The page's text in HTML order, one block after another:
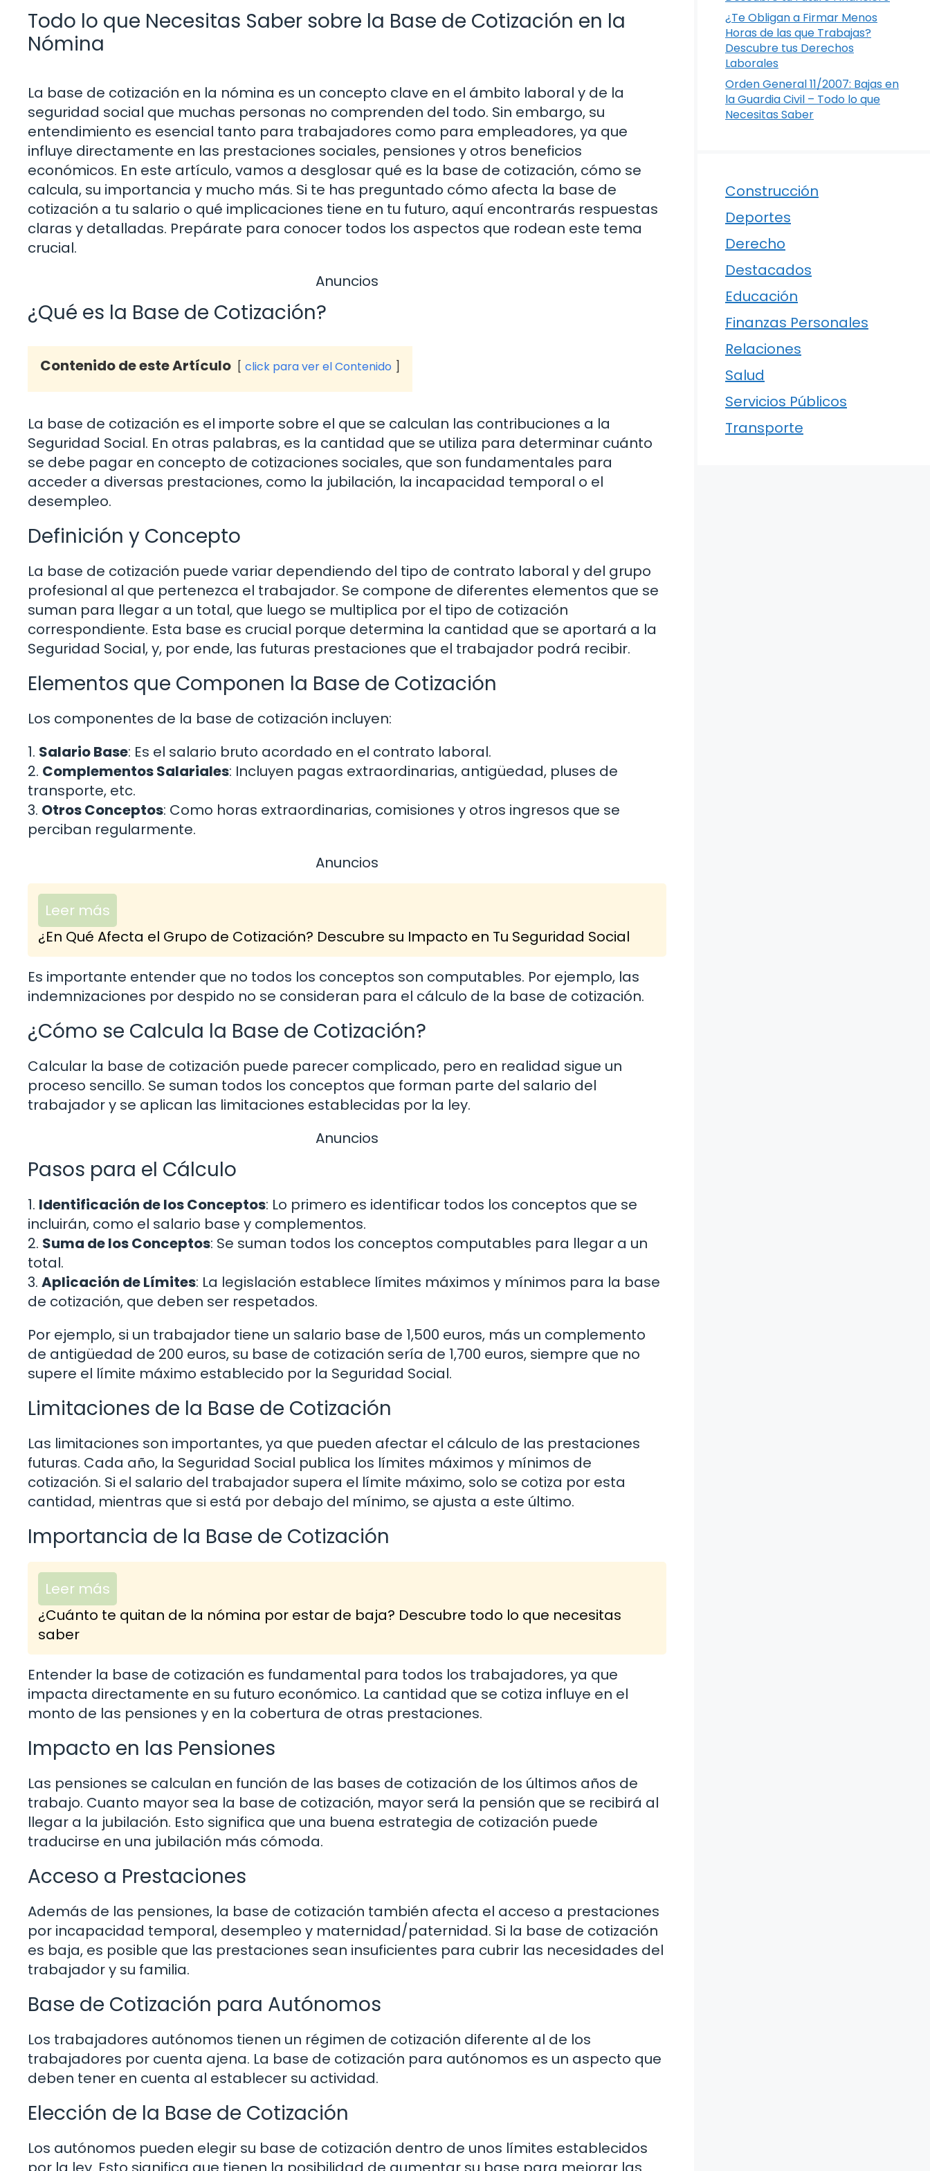
Todo lo que Necesitas Saber sobre la Base de Cotización en la
Nómina
La base de cotización en la nómina es un concepto clave en el ámbito laboral y de la
seguridad social que muchas personas no comprenden del todo. Sin embargo, su
entendimiento es esencial tanto para trabajadores como para empleadores, ya que
influye directamente en las prestaciones sociales, pensiones y otros beneficios
económicos. En este artículo, vamos a desglosar qué es la base de cotización, cómo se
calcula, su importancia y mucho más. Si te has preguntado cómo afecta la base de
cotización a tu salario o qué implicaciones tiene en tu futuro, aquí encontrarás respuestas
claras y detalladas. Prepárate para conocer todos los aspectos que rodean este tema
crucial.
Anuncios
¿Qué es la Base de Cotización?
Contenido de este Artículo click para ver el Contenido
La base de cotización es el importe sobre el que se calculan las contribuciones a la
Seguridad Social. En otras palabras, es la cantidad que se utiliza para determinar cuánto
se debe pagar en concepto de cotizaciones sociales, que son fundamentales para
acceder a diversas prestaciones, como la jubilación, la incapacidad temporal o el
desempleo.
Definición y Concepto
La base de cotización puede variar dependiendo del tipo de contrato laboral y del grupo
profesional al que pertenezca el trabajador. Se compone de diferentes elementos que se
suman para llegar a un total, que luego se multiplica por el tipo de cotización
correspondiente. Esta base es crucial porque determina la cantidad que se aportará a la
Seguridad Social, y, por ende, las futuras prestaciones que el trabajador podrá recibir.
Elementos que Componen la Base de Cotización
Los componentes de la base de cotización incluyen:
1. Salario Base: Es el salario bruto acordado en el contrato laboral.
2. Complementos Salariales: Incluyen pagas extraordinarias, antigüedad, pluses de
transporte, etc.
3. Otros Conceptos: Como horas extraordinarias, comisiones y otros ingresos que se
perciban regularmente.
Anuncios
Leer más
¿En Qué Afecta el Grupo de Cotización? Descubre su Impacto en Tu Seguridad Social
Es importante entender que no todos los conceptos son computables. Por ejemplo, las
indemnizaciones por despido no se consideran para el cálculo de la base de cotización.
¿Cómo se Calcula la Base de Cotización?
Calcular la base de cotización puede parecer complicado, pero en realidad sigue un
proceso sencillo. Se suman todos los conceptos que forman parte del salario del
trabajador y se aplican las limitaciones establecidas por la ley.
Anuncios
Pasos para el Cálculo
1. Identificación de los Conceptos: Lo primero es identificar todos los conceptos que se
incluirán, como el salario base y complementos.
2. Suma de los Conceptos: Se suman todos los conceptos computables para llegar a un
total.
3. Aplicación de Límites: La legislación establece límites máximos y mínimos para la base
de cotización, que deben ser respetados.
Por ejemplo, si un trabajador tiene un salario base de 1,500 euros, más un complemento
de antigüedad de 200 euros, su base de cotización sería de 1,700 euros, siempre que no
supere el límite máximo establecido por la Seguridad Social.
Limitaciones de la Base de Cotización
Las limitaciones son importantes, ya que pueden afectar el cálculo de las prestaciones
futuras. Cada año, la Seguridad Social publica los límites máximos y mínimos de
cotización. Si el salario del trabajador supera el límite máximo, solo se cotiza por esta
cantidad, mientras que si está por debajo del mínimo, se ajusta a este último.
Importancia de la Base de Cotización
Leer más
¿Cuánto te quitan de la nómina por estar de baja? Descubre todo lo que necesitas
saber
Entender la base de cotización es fundamental para todos los trabajadores, ya que
impacta directamente en su futuro económico. La cantidad que se cotiza influye en el
monto de las pensiones y en la cobertura de otras prestaciones.
Impacto en las Pensiones
Las pensiones se calculan en función de las bases de cotización de los últimos años de
trabajo. Cuanto mayor sea la base de cotización, mayor será la pensión que se recibirá al
llegar a la jubilación. Esto significa que una buena estrategia de cotización puede
traducirse en una jubilación más cómoda.
Acceso a Prestaciones
Además de las pensiones, la base de cotización también afecta el acceso a prestaciones
por incapacidad temporal, desempleo y maternidad/paternidad. Si la base de cotización
es baja, es posible que las prestaciones sean insuficientes para cubrir las necesidades del
trabajador y su familia.
Base de Cotización para Autónomos
Los trabajadores autónomos tienen un régimen de cotización diferente al de los
trabajadores por cuenta ajena. La base de cotización para autónomos es un aspecto que
deben tener en cuenta al establecer su actividad.
Elección de la Base de Cotización
Los autónomos pueden elegir su base de cotización dentro de unos límites establecidos
¿Te Obligan a Firmar Menos
Horas de las que Trabajas?
Descubre tus Derechos
Laborales
Orden General 11/2007: Bajas en
la Guardia Civil – Todo lo que
Necesitas Saber
Construcción
Deportes
Derecho
Destacados
Educación
Finanzas Personales
Relaciones
Salud
Servicios Públicos
Transporte